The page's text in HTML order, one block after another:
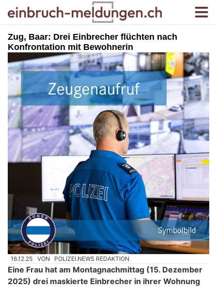
Zug, Baar: Drei Einbrecher flüchten nach
Konfrontation mit Bewohnerin
16.12.25 VON POLIZEI.NEWS REDAKTION
Eine Frau hat am Montagnachmittag (15. Dezember
2025) drei maskierte Einbrecher in ihrer Wohnung